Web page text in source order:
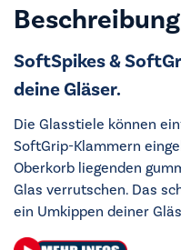
Beschreibung
SoftSpikes &
deine Gläser.
Die Glasstiele können
SoftGrip-Klammern
Oberkorb liegenden
Glas verrutschen. Das
ein Umkippen deiner